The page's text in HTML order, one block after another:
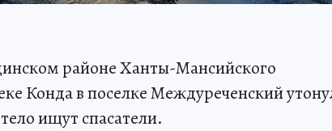
районе Ханты-Мансийского
Конда в поселке Междуреченский
ищут спасатели.